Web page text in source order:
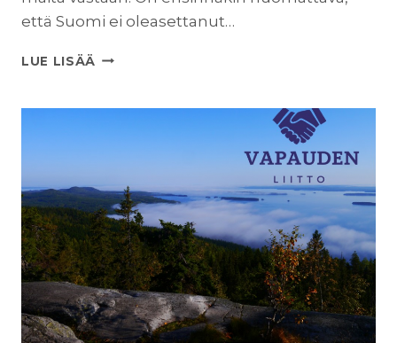
että Suomi ei oleasettanut…
LUE LISÄÄ AJATUKSIANI